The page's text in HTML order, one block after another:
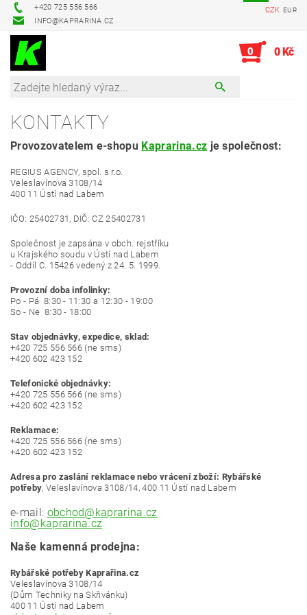
+420 725 556 566
INFO@KAPRARINA.CZ
CZK EUR
0 0 Kč
KONTAKTY
Provozovatelem e-shopu Kaprarina.cz je společnost:
REGIUS AGENCY, spol. s r.o.
Veleslavínova 3108/14
400 11 Ústí nad Labem
IČO: 25402731, DIČ: CZ 25402731
Společnost je zapsána v obch. rejstříku
u Krajského soudu v Ústí nad Labem
- Oddíl C. 15426 vedený z 24. 5. 1999.
Provozní doba infolinky:
Po - Pá 8:30 - 11:30 a 12:30 - 19:00
So - Ne 8:30 - 18:00
Stav objednávky, expedice, sklad:
+420 725 556 566 (ne sms)
+420 602 423 152
Telefonické objednávky:
+420 725 556 566 (ne sms)
+420 602 423 152
Reklamace:
+420 725 556 566 (ne sms)
+420 602 423 152
Adresa pro zaslání reklamace nebo vrácení zboží: Rybářské
potřeby, Veleslavínova 3108/14, 400 11 Ústí nad Labem
e-mail: obchod@kaprarina.cz
info@kaprarina.cz
Naše kamenná prodejna:
Rybářské potřeby Kaprařina.cz
Veleslavínova 3108/14
(Dům Techniky na Skřivánku)
400 11 Ústí nad Labem